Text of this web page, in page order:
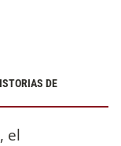
DE
el